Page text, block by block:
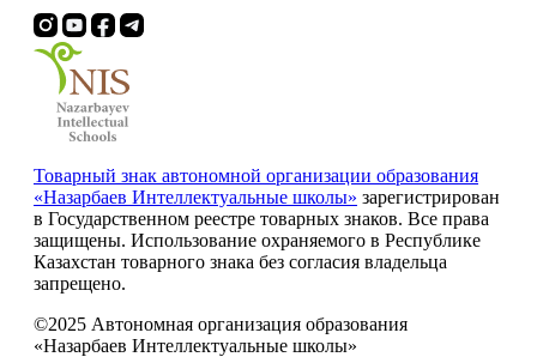
Товарный знак автономной организации образования
«Назарбаев Интеллектуальные школы» зарегистрирован
в Государственном реестре товарных знаков. Все права
защищены. Использование охраняемого в Республике
Казахстан товарного знака без согласия владельца
запрещено.
©2025 Автономная организация образования
«Назарбаев Интеллектуальные школы»